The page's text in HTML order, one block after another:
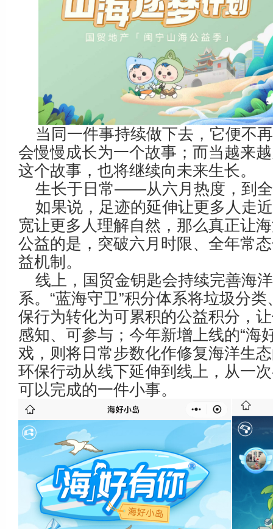
当同一件事持续做下去，它便不
会慢慢成长为一个故事；而当越来
这个故事，也将继续向未来生长。
生长于日常——从六月热度，到
如果说，足迹的延伸让更多人走
宽让更多人理解自然，那么真正让
公益的是，突破六月时限、全年常
益机制。
线上，国贸金钥匙会持续完善海
系。“蓝海守卫”积分体系将垃圾分
保行为转化为可累积的公益积分，
感知、可参与；今年新增上线的“海
戏，则将日常步数化作修复海洋生
环保行动从线下延伸到线上，从一
可以完成的一件小事。